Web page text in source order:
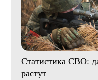
Статистика СВО:
растут